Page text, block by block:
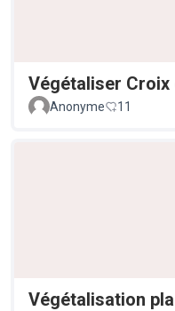
Végétaliser Croix
Anonyme
11
Végétalisation